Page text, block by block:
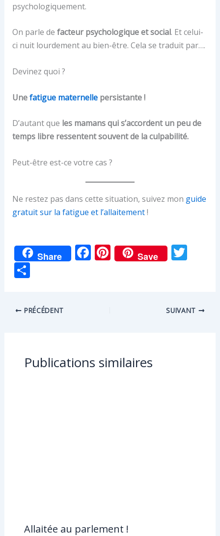
psychologiquement.
On parle de facteur psychologique et social. Et celui-
ci nuit lourdement au bien-être. Cela se traduit par….
Devinez quoi ?
Unefatigue maternellepersistante !
D’autant que les mamans qui s’accordent un peu de
temps libre ressentent souvent de la culpabilité.
Peut-être est-ce votre cas ?
Ne restez pas dans cette situation, suivez mon guide
gratuit sur la fatigue et l’allaitement!
Share F Pi
nt
Save T
P
ta
g
PRÉCÉDENT SUIVANT
Publications similaires
Allaitée au parlement !